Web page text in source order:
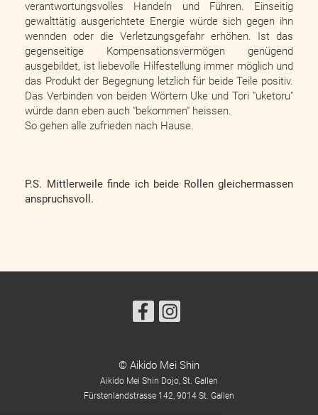
verantwortungsvolles Handeln und Führen. Einseitig
gewalttätig ausgerichtete Energie würde sich gegen ihn
wennden oder die Verletzungsgefahr erhöhen. Ist das
gegenseitige Kompensationsvermögen genügend
ausgebildet, ist liebevolle Hilfestellung immer möglich und
das Produkt der Begegnung letzlich für beide Teile positiv.
Das Verbinden von beiden Wörtern Uke und Tori "uketoru"
würde dann eben auch "bekommen" heissen.
So gehen alle zufrieden nach Hause.
P.S. Mittlerweile finde ich beide Rollen gleichermassen
anspruchsvoll.
© Aikido Mei Shin
Aikido Mei Shin Dojo, St. Gallen
Fürstenlandstrasse 142, 9014 St. Gallen